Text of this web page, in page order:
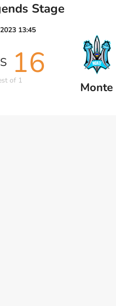
Stage
13:45
16
of 1 Monte